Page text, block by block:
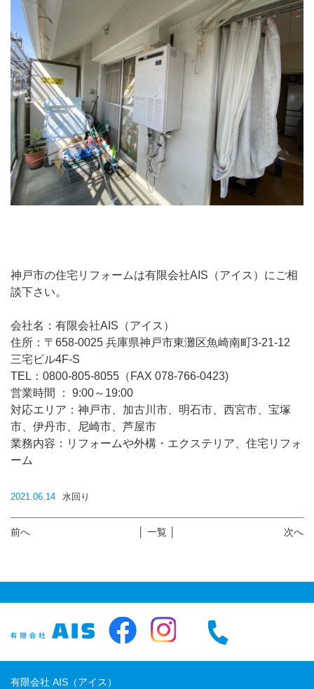
神戸市の住宅リフォームは有限会社AIS（アイス）にご相
談下さい。
会社名：有限会社AIS（アイス）
住所：〒658-0025 兵庫県神戸市東灘区魚崎南町3-21-12
三宅ビル4F-S
TEL：0800-805-8055（FAX 078-766-0423)
営業時間 ： 9:00～19:00
対応エリア：神戸市、加古川市、明石市、西宮市、宝塚
市、伊丹市、尼崎市、芦屋市
業務内容：リフォームや外構・エクステリア、住宅リフォ
ーム
2021.06.14 水回り
前へ 次へ
│ 一覧 │
有限会社 AIS（アイス）